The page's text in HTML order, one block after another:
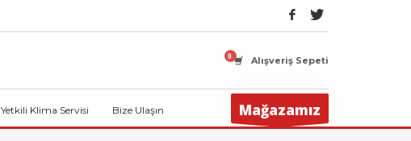
Alışveriş Sepeti
Yetkili Klima Servisi Bize Ulaşın Mağazamız